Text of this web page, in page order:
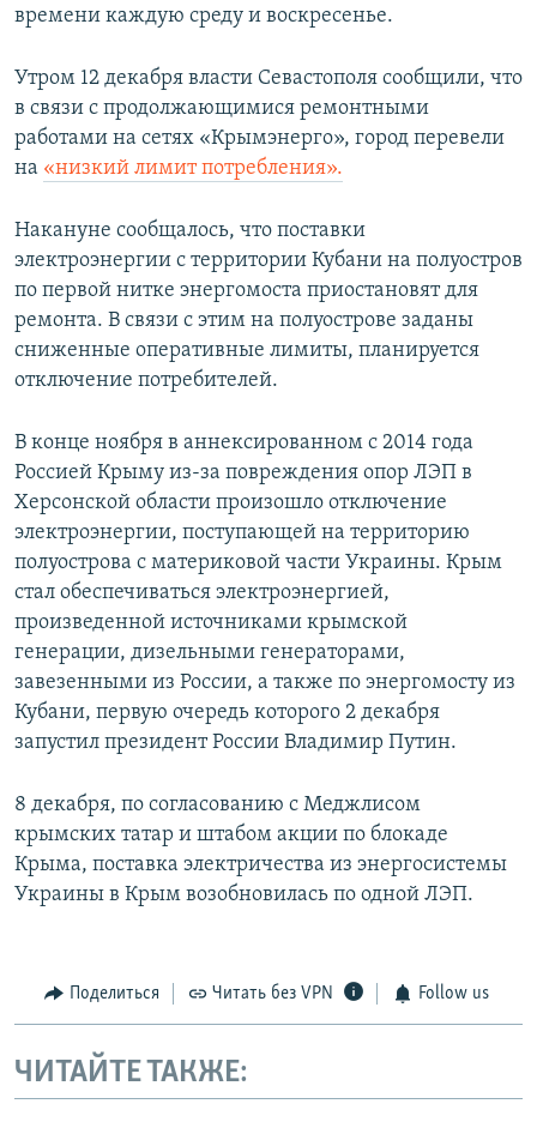
времени каждую среду и воскресенье.
Утром 12 декабря власти Севастополя сообщили, что
в связи с продолжающимися ремонтными
работами на сетях «Крымэнерго», город перевели
на «низкий лимит потребления».
Накануне сообщалось, что поставки
электроэнергии с территории Кубани на полуостров
по первой нитке энергомоста приостановят для
ремонта. В связи с этим на полуострове заданы
сниженные оперативные лимиты, планируется
отключение потребителей.
В конце ноября в аннексированном с 2014 года
Россией Крыму из-за повреждения опор ЛЭП в
Херсонской области произошло отключение
электроэнергии, поступающей на территорию
полуострова с материковой части Украины. Крым
стал обеспечиваться электроэнергией,
произведенной источниками крымской
генерации, дизельными генераторами,
завезенными из России, а также по энергомосту из
Кубани, первую очередь которого 2 декабря
запустил президент России Владимир Путин.
8 декабря, по согласованию с Меджлисом
крымских татар и штабом акции по блокаде
Крыма, поставка электричества из энергосистемы
Украины в Крым возобновилась по одной ЛЭП.
Поделиться Читать без VPN Follow us
ЧИТАЙТЕ ТАКЖЕ: